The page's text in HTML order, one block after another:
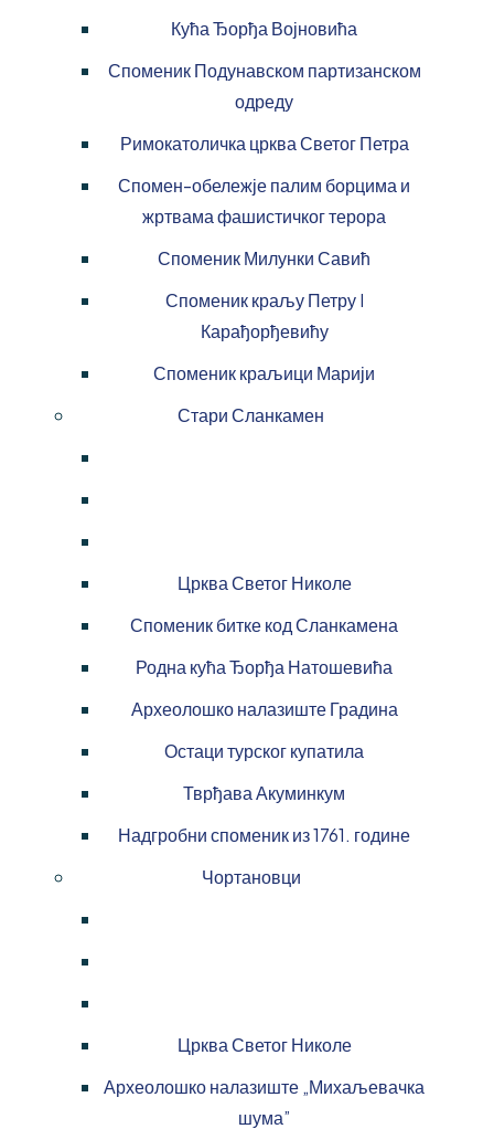
Кућа Ђорђа Војновића
Споменик Подунавском партизанском
одреду
Римокатоличка црква Светог Петра
Спомен-обележје палим борцима и
жртвама фашистичког терора
Споменик Милунки Савић
Споменик краљу Петру I
Карађорђевићу
Споменик краљици Марији
Стари Сланкамен
Црква Светог Николе
Споменик битке код Сланкамена
Родна кућа Ђорђа Натошевића
Археолошко налазиште Градина
Остаци турског купатила
Тврђава Акуминкум
Надгробни споменик из 1761. године
Чортановци
Црква Светог Николе
Археолошко налазиште „Михаљевачка
шума”